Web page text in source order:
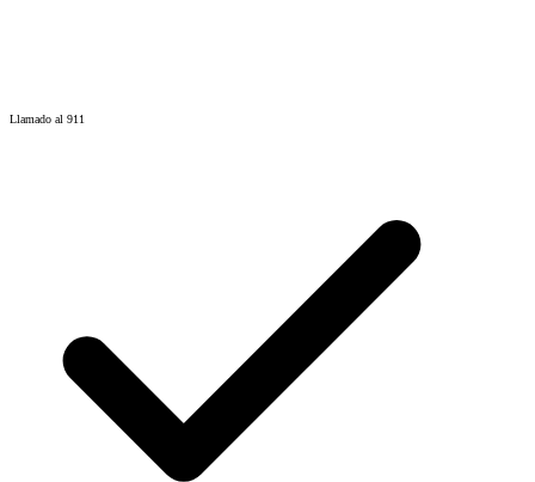
Llamado al 911